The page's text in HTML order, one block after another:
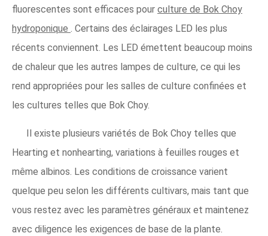
fluorescentes sont efficaces pour culture de Bok Choy
hydroponique . Certains des éclairages LED les plus
récents conviennent. Les LED émettent beaucoup moins
de chaleur que les autres lampes de culture, ce qui les
rend appropriées pour les salles de culture confinées et
les cultures telles que Bok Choy.
Il existe plusieurs variétés de Bok Choy telles que
Hearting et nonhearting, variations à feuilles rouges et
même albinos. Les conditions de croissance varient
quelque peu selon les différents cultivars, mais tant que
vous restez avec les paramètres généraux et maintenez
avec diligence les exigences de base de la plante.